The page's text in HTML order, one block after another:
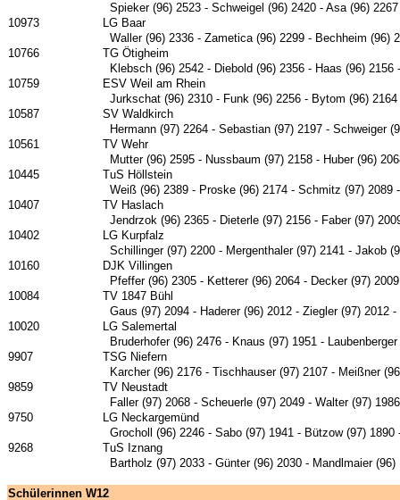
Spieker (96) 2523 - Schweigel (96) 2420 - Asa (96)
10973
LG Baar
Waller (96) 2336 - Zametica (96) 2299 - Bechheim (96)
10766
TG Ötigheim
Klebsch (96) 2542 - Diebold (96) 2356 - Haas (96)
10759
ESV Weil am Rhein
Jurkschat (96) 2310 - Funk (96) 2256 - Bytom (96)
10587
SV Waldkirch
Hermann (97) 2264 - Sebastian (97) 2197 - Schweiger
10561
TV Wehr
Mutter (96) 2595 - Nussbaum (97) 2158 - Huber (96)
10445
TuS Höllstein
Weiß (96) 2389 - Proske (96) 2174 - Schmitz (97) 2089
10407
TV Haslach
Jendrzok (96) 2365 - Dieterle (97) 2156 - Faber (97)
10402
LG Kurpfalz
Schillinger (97) 2200 - Mergenthaler (97) 2141 - Jakob
10160
DJK Villingen
Pfeffer (96) 2305 - Ketterer (96) 2064 - Decker (97)
10084
TV 1847 Bühl
Gaus (97) 2094 - Haderer (96) 2012 - Ziegler (97) 2012
10020
LG Salemertal
Bruderhofer (96) 2476 - Knaus (97) 1951 -
9907
TSG Niefern
Karcher (96) 2176 - Tischhauser (97) 2107 - Meißner
9859
TV Neustadt
Faller (97) 2068 - Scheuerle (97) 2049 - Walter (97)
9750
LG Neckargemünd
Grocholl (96) 2246 - Sabo (97) 1941 - Bützow (97)
9268
TuS Iznang
Bartholz (97) 2033 - Günter (96) 2030 - Mandlmaier
Schülerinnen W12